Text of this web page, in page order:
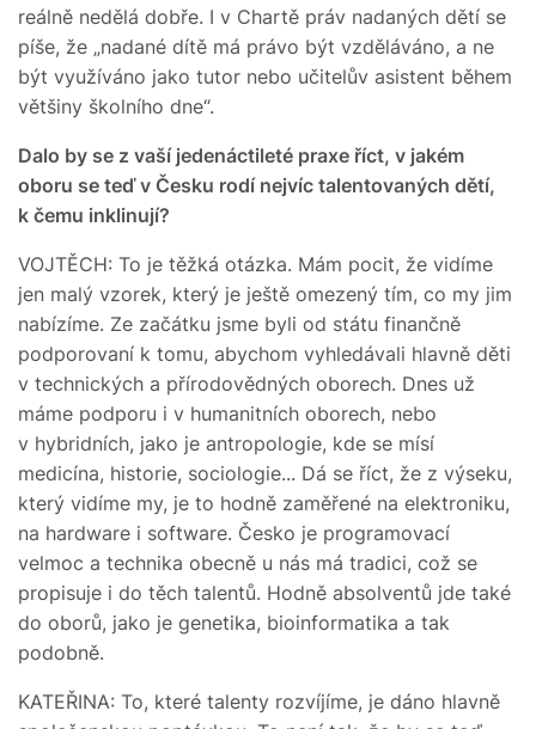
reálně nedělá dobře. I v Chartě práv nadaných dětí se
píše, že „nadané dítě má právo být vzděláváno, a ne
být využíváno jako tutor nebo učitelův asistent během
většiny školního dne“.
Dalo by se z vaší jedenáctileté praxe říct, v jakém
oboru se teď v Česku rodí nejvíc talentovaných dětí,
k čemu inklinují?
VOJTĚCH: To je těžká otázka. Mám pocit, že vidíme
jen malý vzorek, který je ještě omezený tím, co my jim
nabízíme. Ze začátku jsme byli od státu finančně
podporovaní k tomu, abychom vyhledávali hlavně děti
v technických a přírodovědných oborech. Dnes už
máme podporu i v humanitních oborech, nebo
v hybridních, jako je antropologie, kde se mísí
medicína, historie, sociologie... Dá se říct, že z výseku,
který vidíme my, je to hodně zaměřené na elektroniku,
na hardware i software. Česko je programovací
velmoc a technika obecně u nás má tradici, což se
propisuje i do těch talentů. Hodně absolventů jde také
do oborů, jako je genetika, bioinformatika a tak
podobně.
KATEŘINA: To, které talenty rozvíjíme, je dáno hlavně